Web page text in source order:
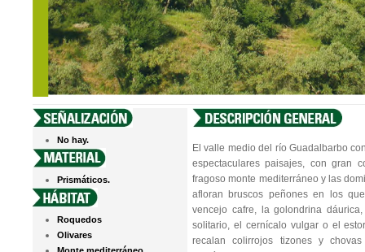
No hay.
Prismáticos.
Roquedos
Olivares
El valle medio del río Guadalbarbo
espectaculares paisajes, con gran
fragoso monte mediterráneo y las
afloran bruscos peñones en los
vencejo cafre, la golondrina
solitario, el cernícalo vulgar o el
recalan colirrojos tizones y